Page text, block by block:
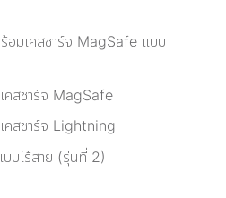
มเคสชาร์จ MagSafe แบบ
สชาร์จ MagSafe
สชาร์จ Lightning
บไร้สาย (รุ่นที่ 2)